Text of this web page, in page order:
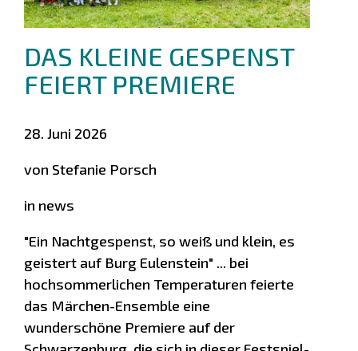
DAS KLEINE GESPENST
FEIERT PREMIERE
28. Juni 2026
von Stefanie Porsch
in news
"Ein Nachtgespenst, so weiß und klein, es
geistert auf Burg Eulenstein" ... bei
hochsommerlichen Temperaturen feierte
das Märchen-Ensemble eine
wunderschöne Premiere auf der